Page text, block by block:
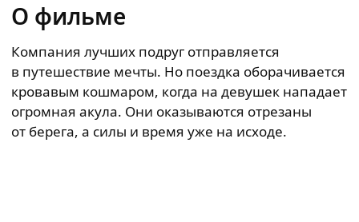
О фильме
Компания лучших подруг отправляется
в путешествие мечты. Но поездка оборачивается
кровавым кошмаром, когда на девушек нападает
огромная акула. Они оказываются отрезаны
от берега, а силы и время уже на исходе.